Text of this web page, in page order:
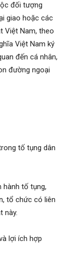
đối tượng
giao hoặc các
Việt Nam, theo
Việt Nam ký
đến cá nhân,
đường ngoại
tố tụng dân
hành tố tụng,
tổ chức có liên
này.
lợi ích hợp